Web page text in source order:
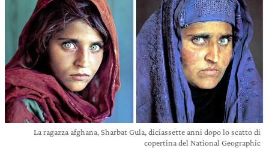
La ragazza afghana, Sharbat Gula, diciassette anni dopo lo scatto di
copertina del National Geographic